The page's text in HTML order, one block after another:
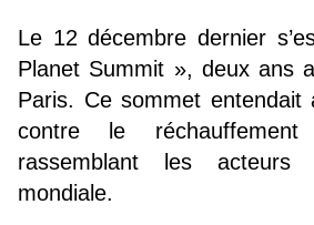
Le 12 décembre dernier
Planet Summit », deux ans
Paris. Ce sommet entendait
contre le
rassemblant les
mondiale.